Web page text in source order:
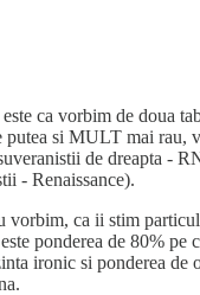
ca vorbim de doua
putea si MULT mai rau,
de dreapta -
- Renaissance).
vorbim, ca ii stim
ponderea de 80% pe
ironic si ponderea de